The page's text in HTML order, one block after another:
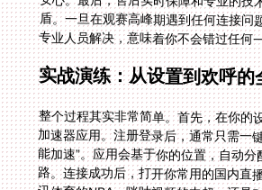
专业人员解决，意味着你不会错过任何
实战演练：从设置到欢呼的
整个过程其实非常简单。首先，在你的
加速器应用。注册登录后，通常只需一
能加速”。应用会基于你的位置，自动
路。连接成功后，打开你常用的国内直
讯体育的NBA，咪咕视频的中超，还是
说，原本灰暗的播放按钮已经变得可点
最舒服的姿势，享受毫无隔阂的赛事盛